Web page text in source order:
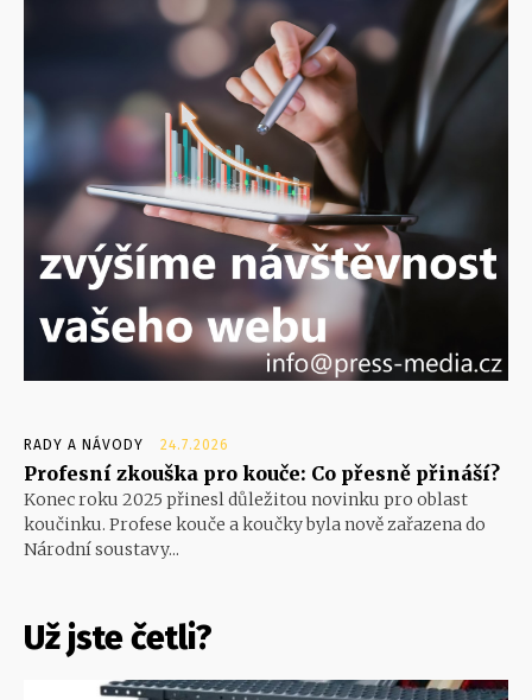
RADY A NÁVODY 24.7.2026
Profesní zkouška pro kouče: Co přesně přináší?
Konec roku 2025 přinesl důležitou novinku pro oblast
koučinku. Profese kouče a koučky byla nově zařazena do
Národní soustavy...
Už jste četli?